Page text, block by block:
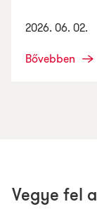
2026. 06. 02.
Bővebben
Vegye fel